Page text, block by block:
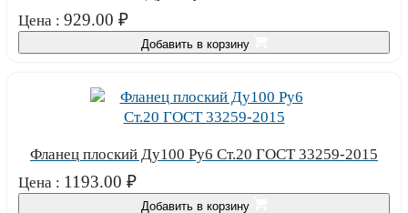
Цена : 929.00 ₽
Добавить в корзину
Фланец плоский Ду100 Ру6 Ст.20 ГОСТ 33259-2015
Цена : 1193.00 ₽
Добавить в корзину